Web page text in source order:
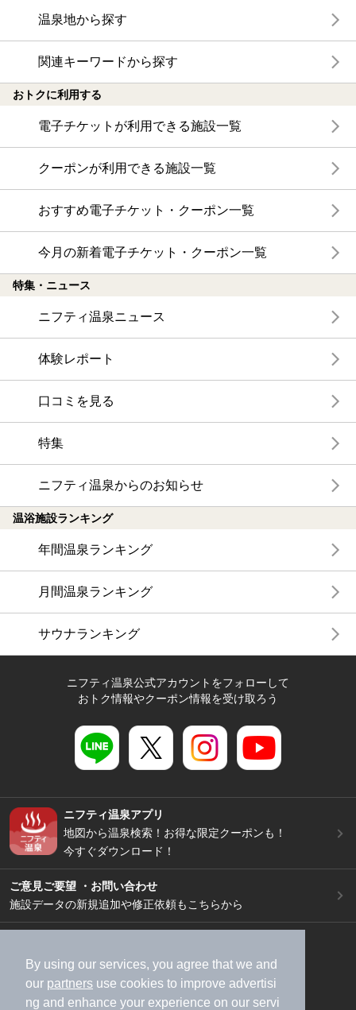
By using our services, you agree that we and
our partners use cookies to improve advertisi
ng and enhance your experience on our servi
温泉地から探す
関連キーワードから探す
おトクに利用する
電子チケットが利用できる施設一覧
クーポンが利用できる施設一覧
おすすめ電子チケット・クーポン一覧
今月の新着電子チケット・クーポン一覧
特集・ニュース
ニフティ温泉ニュース
体験レポート
口コミを見る
特集
ニフティ温泉からのお知らせ
温浴施設ランキング
年間温泉ランキング
月間温泉ランキング
サウナランキング
ニフティ温泉公式アカウントをフォローして
おトク情報やクーポン情報を受け取ろう
ニフティ温泉アプリ
地図から温泉検索！お得な限定クーポンも！
今すぐダウンロード！
ご意見ご要望 ・お問い合わせ
施設データの新規追加や修正依頼もこちらから
加盟店募集（資料請求）
広告出稿のご案内
利用規約
ライフスタイルMEMBERS+規約
特定商取引法に基づく表記
ヘルプ 採用情報